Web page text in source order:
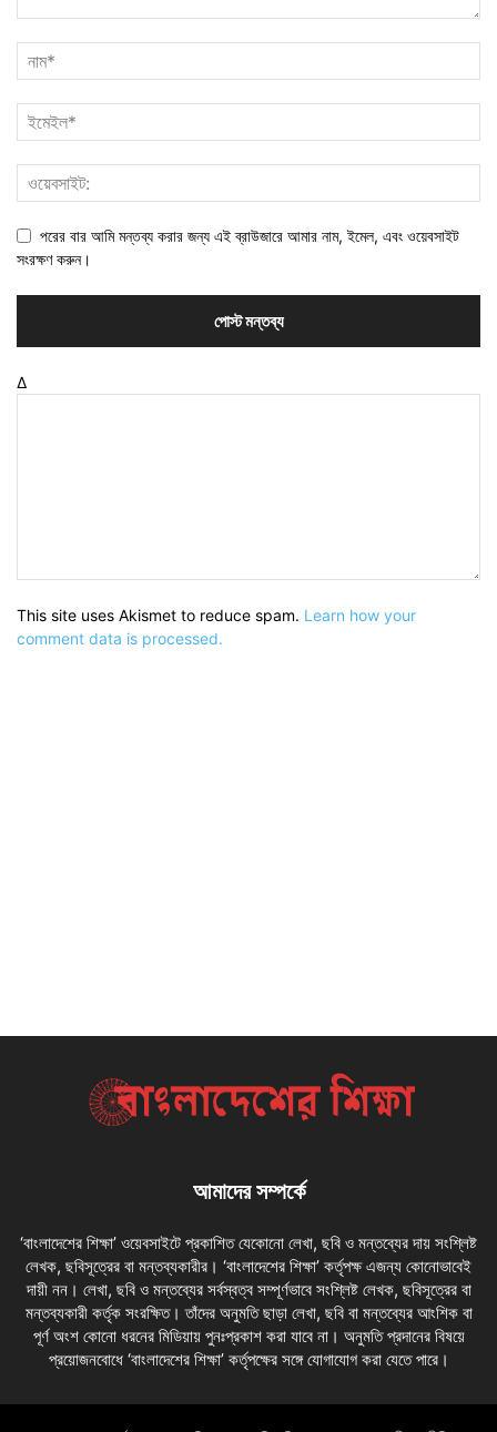
পরের বার আমি মন্তব্য করার জন্য এই ব্রাউজারে আমার নাম, ইমেল, এবং ওয়েবসাইট
সংরক্ষণ করুন।
Δ
This site uses Akismet to reduce spam. Learn how your
comment data is processed.
আমাদের সম্পর্কে
‘বাংলাদেশের শিক্ষা’ ওয়েবসাইটে প্রকাশিত যেকোনো লেখা, ছবি ও মন্তব্যের দায় সংশ্লিষ্ট
লেখক, ছবিসূত্রের বা মন্তব্যকারীর। ‘বাংলাদেশের শিক্ষা’ কর্তৃপক্ষ এজন্য কোনোভাবেই
দায়ী নন। লেখা, ছবি ও মন্তব্যের সর্বস্বত্ব সম্পূর্ণভাবে সংশ্লিষ্ট লেখক, ছবিসূত্রের বা
মন্তব্যকারী কর্তৃক সংরক্ষিত। তাঁদের অনুমতি ছাড়া লেখা, ছবি বা মন্তব্যের আংশিক বা
পূর্ণ অংশ কোনো ধরনের মিডিয়ায় পুনঃপ্রকাশ করা যাবে না। অনুমতি প্রদানের বিষয়ে
প্রয়োজনবোধে ‘বাংলাদেশের শিক্ষা’ কর্তৃপক্ষের সঙ্গে যোগাযোগ করা যেতে পারে।